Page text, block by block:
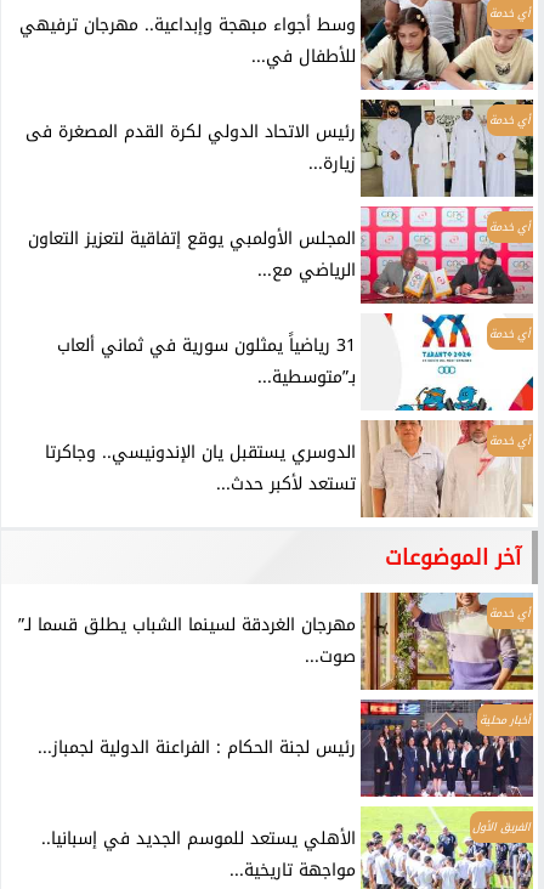
أي خدمة
وسط أجواء مبهجة وإبداعية.. مهرجان ترفيهي
للأطفال في...
أي خدمة
رئيس الاتحاد الدولي لكرة القدم المصغرة فى
زيارة...
أي خدمة
المجلس الأولمبي يوقع إتفاقية لتعزيز التعاون
الرياضي مع...
أي خدمة
31 رياضياً يمثلون سورية في ثماني ألعاب
بـ”متوسطية...
أي خدمة
الدوسري يستقبل يان الإندونيسي.. وجاكرتا
تستعد لأكبر حدث...
آخر الموضوعات
أي خدمة
مهرجان الغردقة لسينما الشباب يطلق قسما لـ”
صوت...
أخبار محلية
رئيس لجنة الحكام : الفراعنة الدولية لجمباز...
الفريق الأول
الأهلي يستعد للموسم الجديد في إسبانيا..
مواجهة تاريخية...